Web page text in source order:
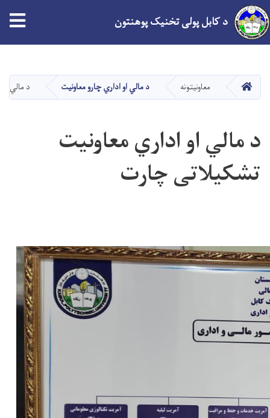
دانګل
د کابل پولی تخنیک پوهنتون
کور معاونیتونه د مالي او اداري چارو معاونیت د مالي
د مالي او اداري معاونیت
تشکیلاتی چارت